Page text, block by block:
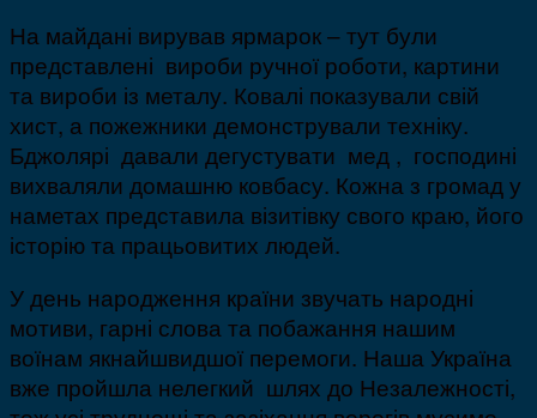
На майдані вирував ярмарок – тут були
представлені вироби ручної роботи, картини
та вироби із металу. Ковалі показували свій
хист, а пожежники демонстрували техніку.
Бджолярі давали дегустувати мед , господині
вихваляли домашню ковбасу. Кожна з громад у
наметах представила візитівку свого краю, його
історію та працьовитих людей.
У день народження країни звучать народні
мотиви, гарні слова та побажання нашим
воїнам якнайшвидшої перемоги. Наша Україна
вже пройшла нелегкий шлях до Незалежності,